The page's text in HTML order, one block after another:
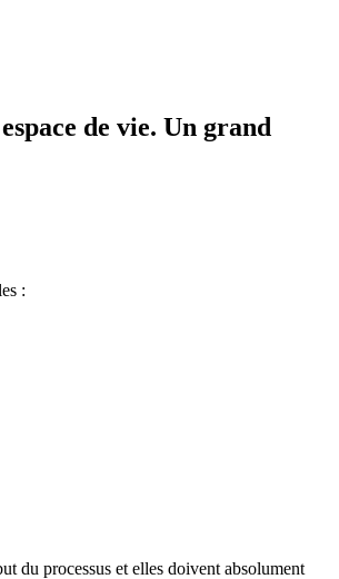
de vie. Un grand
:
du processus et elles doivent absolument